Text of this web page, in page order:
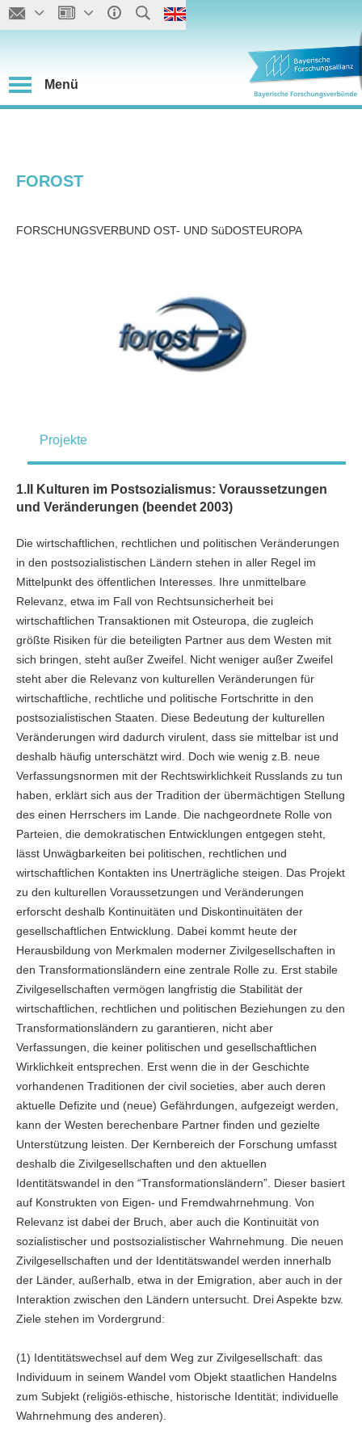
Menü
FOROST
FORSCHUNGSVERBUND OST- UND SüDOSTEUROPA
Projekte
1.II Kulturen im Postsozialismus: Voraussetzungen
und Veränderungen (beendet 2003)
Die wirtschaftlichen, rechtlichen und politischen Veränderungen
in den postsozialistischen Ländern stehen in aller Regel im
Mittelpunkt des öffentlichen Interesses. Ihre unmittelbare
Relevanz, etwa im Fall von Rechtsunsicherheit bei
wirtschaftlichen Transaktionen mit Osteuropa, die zugleich
größte Risiken für die beteiligten Partner aus dem Westen mit
sich bringen, steht außer Zweifel. Nicht weniger außer Zweifel
steht aber die Relevanz von kulturellen Veränderungen für
wirtschaftliche, rechtliche und politische Fortschritte in den
postsozialistischen Staaten. Diese Bedeutung der kulturellen
Veränderungen wird dadurch virulent, dass sie mittelbar ist und
deshalb häufig unterschätzt wird. Doch wie wenig z.B. neue
Verfassungsnormen mit der Rechtswirklichkeit Russlands zu tun
haben, erklärt sich aus der Tradition der übermächtigen Stellung
des einen Herrschers im Lande. Die nachgeordnete Rolle von
Parteien, die demokratischen Entwicklungen entgegen steht,
lässt Unwägbarkeiten bei politischen, rechtlichen und
wirtschaftlichen Kontakten ins Unerträgliche steigen. Das Projekt
zu den kulturellen Voraussetzungen und Veränderungen
erforscht deshalb Kontinuitäten und Diskontinuitäten der
gesellschaftlichen Entwicklung. Dabei kommt heute der
Herausbildung von Merkmalen moderner Zivilgesellschaften in
den Transformationsländern eine zentrale Rolle zu. Erst stabile
Zivilgesellschaften vermögen langfristig die Stabilität der
wirtschaftlichen, rechtlichen und politischen Beziehungen zu den
Transformationsländern zu garantieren, nicht aber
Verfassungen, die keiner politischen und gesellschaftlichen
Wirklichkeit entsprechen. Erst wenn die in der Geschichte
vorhandenen Traditionen der civil societies, aber auch deren
aktuelle Defizite und (neue) Gefährdungen, aufgezeigt werden,
kann der Westen berechenbare Partner finden und gezielte
Unterstützung leisten. Der Kernbereich der Forschung umfasst
deshalb die Zivilgesellschaften und den aktuellen
Identitätswandel in den “Transformationsländern”. Dieser basiert
auf Konstrukten von Eigen- und Fremdwahrnehmung. Von
Relevanz ist dabei der Bruch, aber auch die Kontinuität von
sozialistischer und postsozialistischer Wahrnehmung. Die neuen
Zivilgesellschaften und der Identitätswandel werden innerhalb
der Länder, außerhalb, etwa in der Emigration, aber auch in der
Interaktion zwischen den Ländern untersucht. Drei Aspekte bzw.
Ziele stehen im Vordergrund:
(1) Identitätswechsel auf dem Weg zur Zivilgesellschaft: das
Individuum in seinem Wandel vom Objekt staatlichen Handelns
zum Subjekt (religiös-ethische, historische Identität; individuelle
Wahrnehmung des anderen).